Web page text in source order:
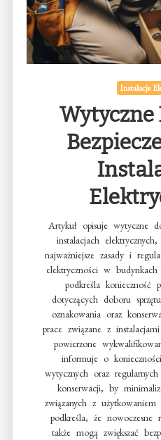
Instalacje
Wytyczne
Artykuł opisuje wytyczne
instalacjach
najważniejsze zasady i
elektryczności w
podkreśla konieczność
dotyczących doboru
oznakowania oraz
prace związane z
powierzone
informuje o
wytycznych oraz
konserwacji, by
związanych z
podkreśla, że nowoczesne
także mogą zwiększać